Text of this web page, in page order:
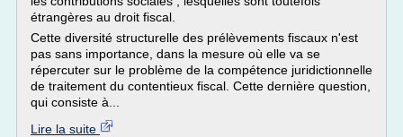
étrangères au droit fiscal.
Cette diversité structurelle des prélèvements fiscaux n'est
pas sans importance, dans la mesure où elle va se
répercuter sur le problème de la compétence juridictionnelle
de traitement du contentieux fiscal. Cette dernière question,
qui consiste à...
Lire la suite